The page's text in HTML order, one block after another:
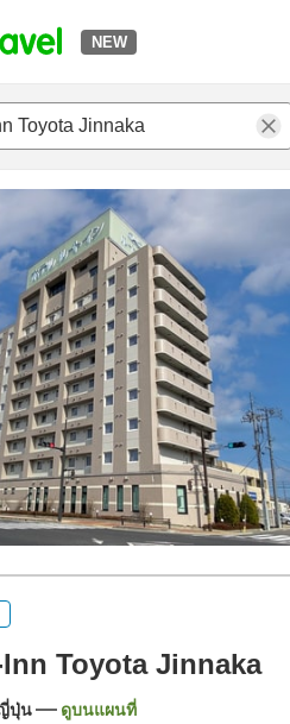
NEW
พลนพักรีวิวไฮไลต์สิ่่งอำนวยความสะดวก
Toyota Jinnaka
ปุ่น ดูบนแผนที่